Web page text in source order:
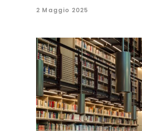
2 Maggio 2025